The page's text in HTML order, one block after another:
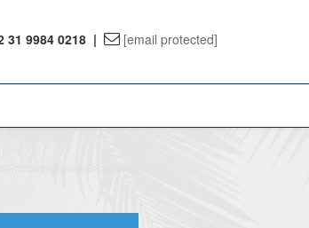
31 9984 0218 | [email protected]